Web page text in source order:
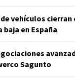
vehículos
baja en España
Sagunto